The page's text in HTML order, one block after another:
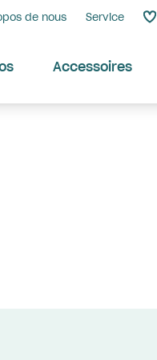
de nous Service
Accessoires